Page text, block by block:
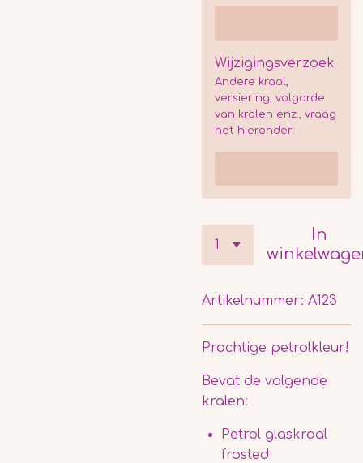
Wijzigingsverzoek
Andere kraal,
versiering, volgorde
van kralen enz., vraag
het hieronder:
In
Artikelnummer: A123
Prachtige petrolkleur!
Bevat de volgende
kralen:
Petrol glaskraal
frosted